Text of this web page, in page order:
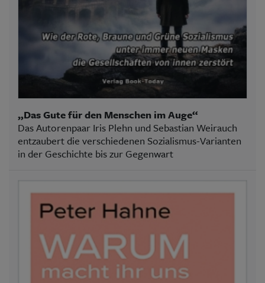
„Das Gute für den Menschen im Auge“
Das Autorenpaar Iris Plehn und Sebastian Weirauch
entzaubert die verschiedenen Sozialismus-Varianten
in der Geschichte bis zur Gegenwart